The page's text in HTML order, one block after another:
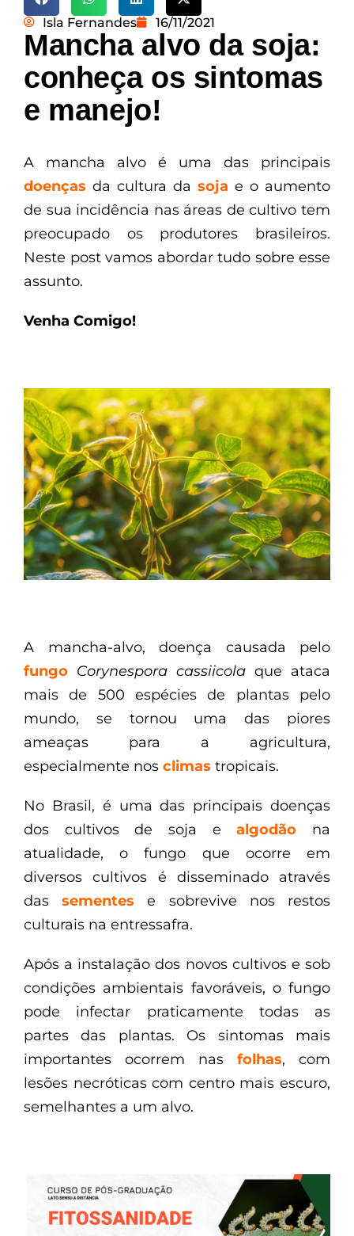
Isla Fernandes 16/11/2021
Mancha alvo da soja:
conheça os sintomas
e manejo!
A mancha alvo é uma das principais
doenças da cultura da soja e o aumento
de sua incidência nas áreas de cultivo tem
preocupado os produtores brasileiros.
Neste post vamos abordar tudo sobre esse
assunto.
Venha Comigo!
A mancha-alvo, doença causada pelo
fungo Corynespora cassiicola que ataca
mais de 500 espécies de plantas pelo
mundo, se tornou uma das piores
ameaças para a agricultura,
especialmente nos climas tropicais.
No Brasil, é uma das principais doenças
dos cultivos de soja ealgodão na
atualidade, o fungo que ocorre em
diversos cultivos é disseminado através
dassementes
e sobrevive nos restos
culturais na entressafra.
Após a instalação dos novos cultivos e sob
condições ambientais favoráveis, o fungo
pode infectar praticamente todas as
partes das plantas. Os sintomas mais
importantes ocorrem nas folhas, com
lesões necróticas com centro mais escuro,
semelhantes a um alvo.